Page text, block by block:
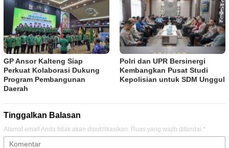
GP Ansor Kalteng Siap
Perkuat Kolaborasi Dukung
Program Pembangunan
Daerah
Polri dan UPR Bersinergi
Kembangkan Pusat Studi
Kepolisian untuk SDM Unggul
Tinggalkan Balasan
Alamat email Anda tidak akan dipublikasikan. Ruas yang wajib ditandai *